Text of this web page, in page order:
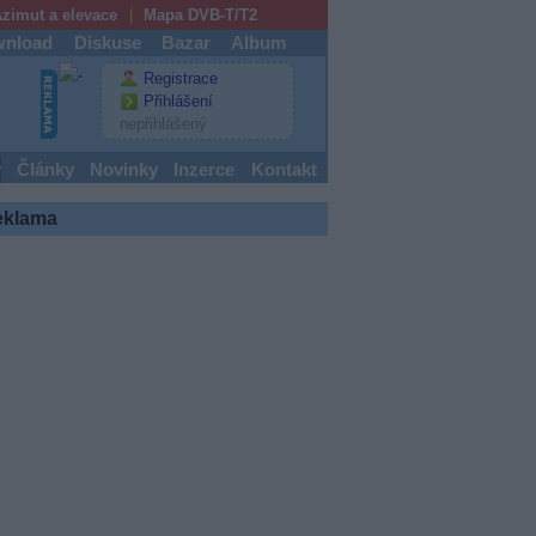
a elevace Mapa DVB-T/T2
Diskuse Bazar Album
Registrace
Přihlášení
nepřihlášený
Články Novinky Inzerce Kontakt